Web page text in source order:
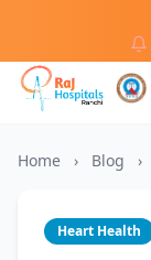
Home › Blog ›
Heart Health